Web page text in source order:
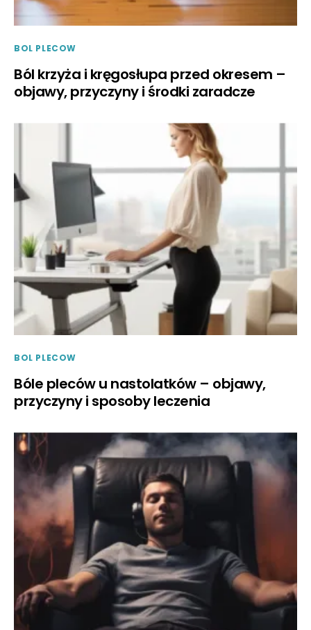
BOL PLECOW
Ból krzyża i kręgosłupa przed okresem –
objawy, przyczyny i środki zaradcze
BOL PLECOW
Bóle pleców u nastolatków – objawy,
przyczyny i sposoby leczenia